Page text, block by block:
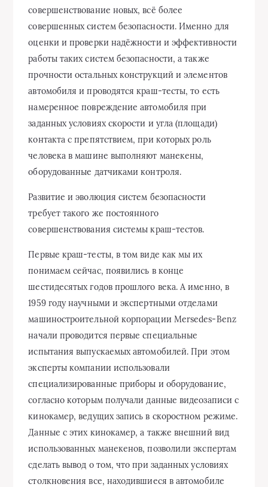
совершенствование новых, всё более
совершенных систем безопасности. Именно для
оценки и проверки надёжности и эффективности
работы таких систем безопасности, а также
прочности остальных конструкций и элементов
автомобиля и проводятся краш-тесты, то есть
намеренное повреждение автомобиля при
заданных условиях скорости и угла (площади)
контакта с препятствием, при которых роль
человека в машине выполняют манекены,
оборудованные датчиками контроля.
Развитие и эволюция систем безопасности
требует такого же постоянного
совершенствования системы краш-тестов.
Первые краш-тесты, в том виде как мы их
понимаем сейчас, появились в конце
шестидесятых годов прошлого века. А именно, в
1959 году научными и экспертными отделами
машиностроительной корпорации Mersedes-Benz
начали проводится первые специальные
испытания выпускаемых автомобилей. При этом
эксперты компании использовали
специализированные приборы и оборудование,
согласно которым получали данные видеозаписи с
кинокамер, ведущих запись в скоростном режиме.
Данные с этих кинокамер, а также внешний вид
использованных манекенов, позволили экспертам
сделать вывод о том, что при заданных условиях
столкновения все, находившиеся в автомобиле